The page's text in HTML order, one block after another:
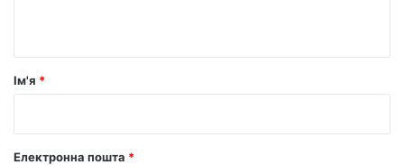
рІм'я *
Електронна пошта *